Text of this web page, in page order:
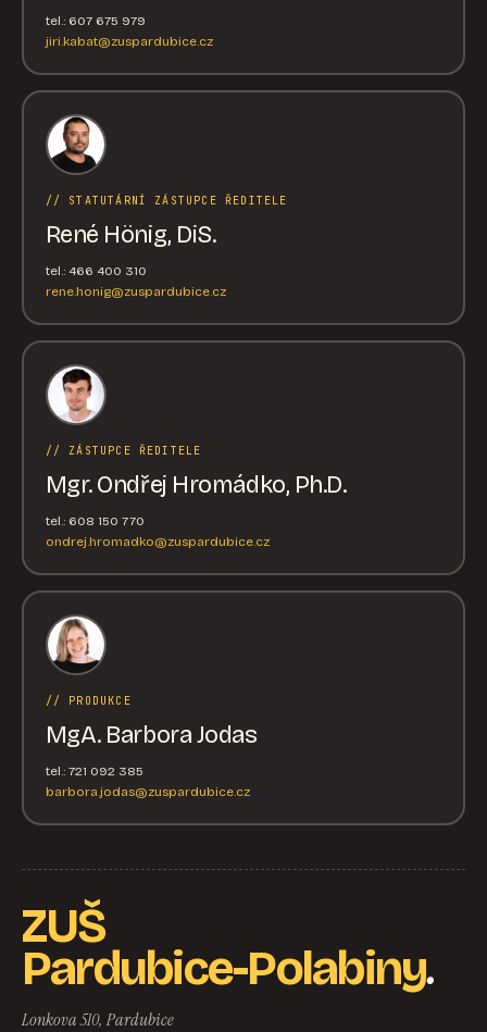
tel.: 607 675 979
jiri.kabat@zuspardubice.cz
// STATUTÁRNÍ ZÁSTUPCE ŘEDITELE
René Hönig, DiS.
tel.: 466 400 310
rene.honig@zuspardubice.cz
// ZÁSTUPCE ŘEDITELE
Mgr. Ondřej Hromádko, Ph.D.
tel.: 608 150 770
ondrej.hromadko@zuspardubice.cz
// PRODUKCE
MgA. Barbora Jodas
tel.: 721 092 385
barbora.jodas@zuspardubice.cz
ZUŠ
Pardubice-Polabiny.
Lonkova 510, Pardubice